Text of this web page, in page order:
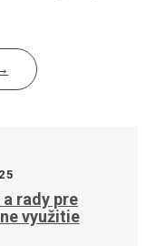
rady pre
využitie